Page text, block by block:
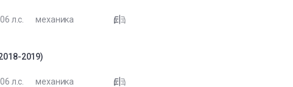
л.с. механика
2019)
л.с. механика